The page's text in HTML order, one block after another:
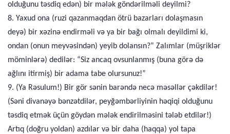
olduğunu təsdiq edən) bir mələk göndərilməli deyilmi?
8. Yaxud ona (ruzi qazanmaqdan ötrü bazarları dolaşmasın
deyə) bir xəzinə endirməli və ya bir bağı olmalı deyildimi ki,
ondan (onun meyvəsindən) yeyib dolansın?” Zalımlar (müşriklər
möminlərə) dedilər: “Siz ancaq ovsunlanmış (buna görə də
ağlını itirmiş) bir adama tabe olursunuz!”
9. (Ya Rəsulum!) Bir gör sənin barəndə necə məsəllər çəkdilər!
(Səni divanəyə bənzətdilər, peyğəmbərliyinin həqiqi olduğunu
təsdiq etmək üçün göydən mələk endirilməsini tələb etdilər!)
Artıq (doğru yoldan) azdılar və bir daha (haqqa) yol tapa